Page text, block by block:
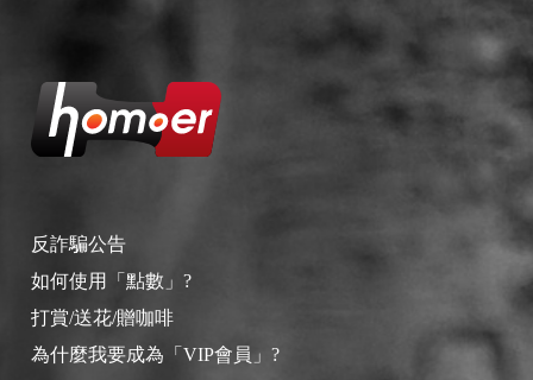
反詐騙公告
如何使用「點數」?
打賞/送花/贈咖啡
為什麼我要成為「VIP會員」?